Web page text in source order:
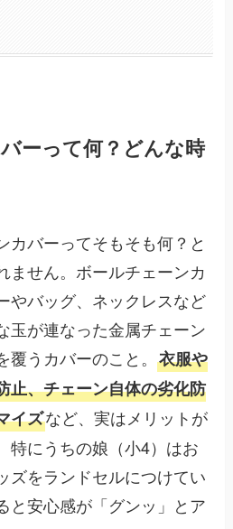
ーって何？どんな時
カバーってそもそも何？と
ません。ボールチェーンカ
やバッグ、ネックレスなど
玉が連なった金属チェーン
覆うカバーのこと。衣服や
止、チェーン自体の劣化防
イズなど、実はメリットが
特にうちの娘（小4）はお
ズをランドセルにつけてい
と安心感が「グンッ」とア